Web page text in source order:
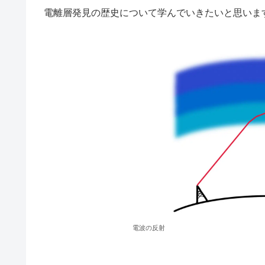
電離層発見の歴史について学んでいきたいと思いま
電波の反射